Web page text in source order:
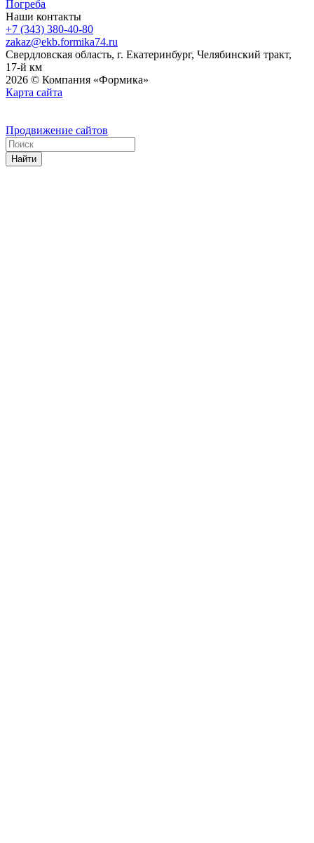
Погреба
Наши контакты
+7 (343) 380-40-80
zakaz@ekb.formika74.ru
Свердловская область, г. Екатеринбург, Челябинский тракт,
17-й км
2026 © Компания «Формика»
Карта сайта
Продвижение сайтов
Найти